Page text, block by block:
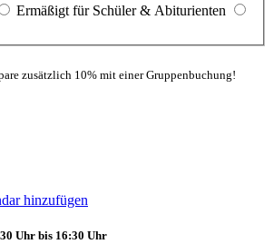
Ermäßigt für Schüler & Abiturienten
zusätzlich 10% mit einer Gruppenbuchung!
hinzufügen
Uhr bis 16:30 Uhr